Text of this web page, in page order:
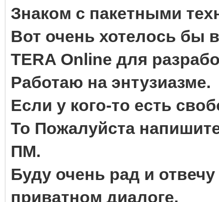
Знаком с пакетными
Вот очень хотелось бы
TERA Online для
Работаю на энтузиазме.
Если у кого-то есть
То Пожалуйста
ПМ.
Буду очень рад и
приватном диалоге.